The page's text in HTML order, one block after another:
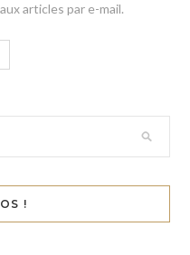
articles par e-mail.
!